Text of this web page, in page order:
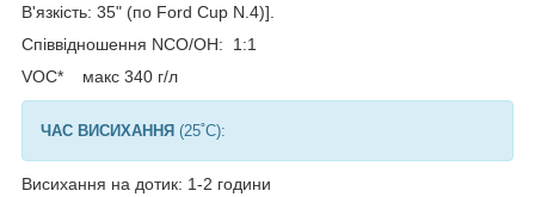
В'язкість: 35" (по Ford Cup N.4)].
Співвідношення NCO/OH: 1:1
VOC* макс 340 г/л
ЧАС ВИСИХАННЯ (25˚C):
Висихання на дотик: 1-2 години